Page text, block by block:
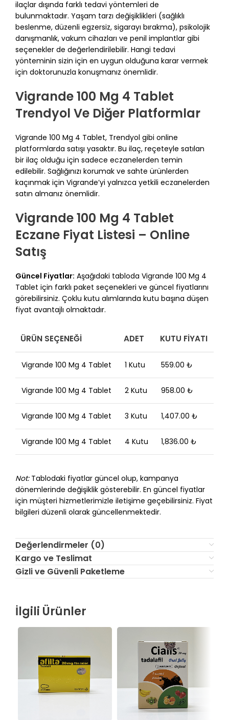
ilaçlar dışında farklı tedavi yöntemleri de
bulunmaktadır. Yaşam tarzı değişiklikleri (sağlıklı
beslenme, düzenli egzersiz, sigarayı bırakma), psikolojik
danışmanlık, vakum cihazları ve penil implantlar gibi
seçenekler de değerlendirilebilir. Hangi tedavi
yönteminin sizin için en uygun olduğuna karar vermek
için doktorunuzla konuşmanız önemlidir.
Vigrande 100 Mg 4 Tablet
Trendyol Ve Diğer Platformlar
Vigrande 100 Mg 4 Tablet, Trendyol gibi online
platformlarda satışı yasaktır. Bu ilaç, reçeteyle satılan
bir ilaç olduğu için sadece eczanelerden temin
edilebilir. Sağlığınızı korumak ve sahte ürünlerden
kaçınmak için Vigrande’yi yalnızca yetkili eczanelerden
satın almanız önemlidir.
Vigrande 100 Mg 4 Tablet
Eczane Fiyat Listesi – Online
Satış
Güncel Fiyatlar: Aşağıdaki tabloda Vigrande 100 Mg 4
Tablet için farklı paket seçenekleri ve güncel fiyatlarını
görebilirsiniz. Çoklu kutu alımlarında kutu başına düşen
fiyat avantajlı olmaktadır.
ÜRÜN SEÇENEĞI ADET KUTU FIYATI
Vigrande 100 Mg 4 Tablet 1 Kutu 559.00 ₺
Vigrande 100 Mg 4 Tablet 2 Kutu 958.00 ₺
Vigrande 100 Mg 4 Tablet 3 Kutu 1,407.00 ₺
Vigrande 100 Mg 4 Tablet 4 Kutu 1,836.00 ₺
Not:Tablodaki fiyatlar güncel olup, kampanya
dönemlerinde değişiklik gösterebilir. En güncel fiyatlar
için müşteri hizmetlerimizle iletişime geçebilirsiniz. Fiyat
bilgileri düzenli olarak güncellenmektedir.
Değerlendirmeler (0)
Kargo ve Teslimat
Gizli ve Güvenli Paketleme
İlgili Ürünler